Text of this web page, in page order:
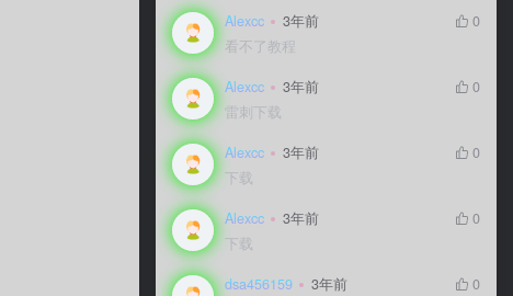
Alexcc 3年前
0
看不了教程
Alexcc 3年前
0
雷刺下载
Alexcc 3年前
0
下载
Alexcc 3年前
0
下载
dsa456159 3年前
0